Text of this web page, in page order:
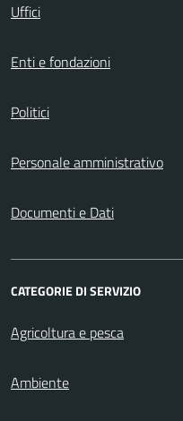
Uffici
Enti e fondazioni
Politici
Personale amministrativo
Documenti e Dati
CATEGORIE DI SERVIZIO
Agricoltura e pesca
Ambiente